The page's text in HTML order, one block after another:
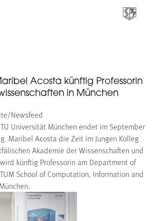
Acosta künftig Professorin
in München
Newsfeed
Universität München endet im September
Maribel Acosta die Zeit im Jungen Kolleg
Akademie der Wissenschaften und
künftig Professorin am Department of
School of Computation, Information and